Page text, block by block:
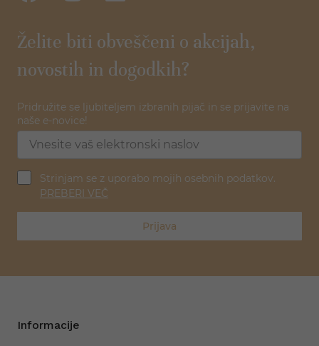
Želite biti obveščeni o akcijah,
novostih in dogodkih?
Pridružite se ljubiteljem izbranih pijač in se prijavite na
naše e-novice!
Strinjam se z uporabo mojih osebnih podatkov.
PREBERI VEČ
Prijava
Informacije